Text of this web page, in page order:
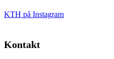
KTH på Instagram
Kontakt